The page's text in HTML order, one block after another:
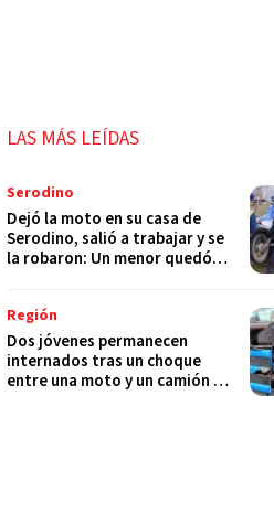
LAS MÁS LEÍDAS
Serodino
Dejó la moto en su casa de
Serodino, salió a trabajar y se
la robaron: Un menor quedó
Región
Dos jóvenes permanecen
internados tras un choque
entre una moto y un camión en